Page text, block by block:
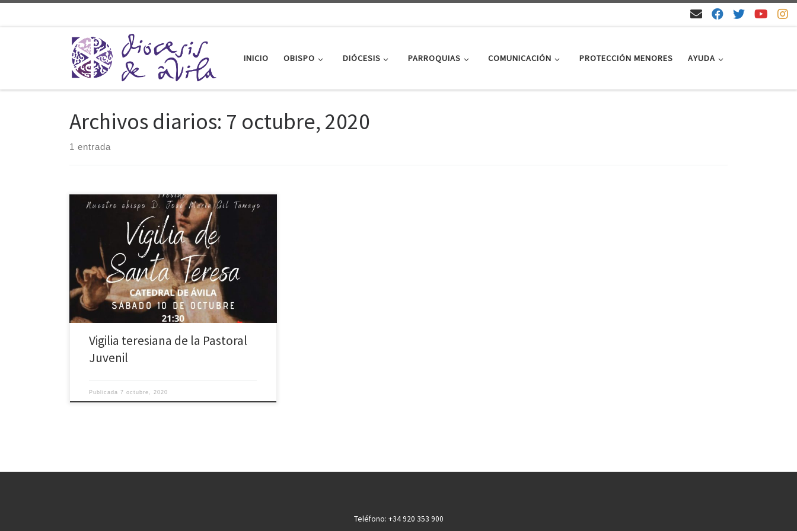
INICIO OBISPO DIÓCESIS PARROQUIAS COMUNICACIÓN PROTECCIÓN MENORES AYUDA
Archivos diarios: 7 octubre, 2020
1 entrada
Como viene siendo costumbre desde hace ya algunos
años, desde el Secretariado de Pastoral Juvenil se ha
organizado una Vigilia en torno a la figura de Santa
Teresa, para prepararnos interiormente a vivir de una
forma más intensa las fiestas de nuestra patrona. Así, la
Catedral de Ávila volverá a ser testigo de la presencia
[…]
Vigilia teresiana de la Pastoral
Juvenil
Publicada7 octubre, 2020
Teléfono: +34 920 353 900